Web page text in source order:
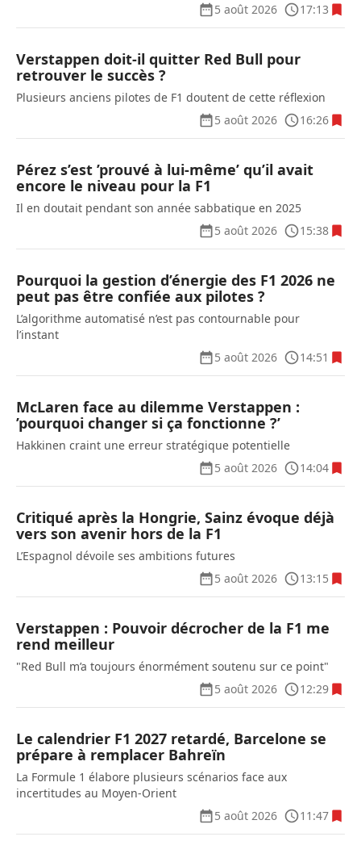
5 août 2026 17:13
Verstappen doit-il quitter Red Bull pour
retrouver le succès ?
Plusieurs anciens pilotes de F1 doutent de cette réflexion
5 août 2026
16:26
Pérez s’est ’prouvé à lui-même’ qu’il avait
encore le niveau pour la F1
Il en doutait pendant son année sabbatique en 2025
5 août 2026
15:38
Pourquoi la gestion d’énergie des F1 2026 ne
peut pas être confiée aux pilotes ?
L’algorithme automatisé n’est pas contournable pour
l’instant
5 août 2026
14:51
McLaren face au dilemme Verstappen :
’pourquoi changer si ça fonctionne ?’
Hakkinen craint une erreur stratégique potentielle
5 août 2026
14:04
Critiqué après la Hongrie, Sainz évoque déjà
vers son avenir hors de la F1
L’Espagnol dévoile ses ambitions futures
5 août 2026
13:15
Verstappen : Pouvoir décrocher de la F1 me
rend meilleur
"Red Bull m’a toujours énormément soutenu sur ce point"
5 août 2026
12:29
Le calendrier F1 2027 retardé, Barcelone se
prépare à remplacer Bahreïn
La Formule 1 élabore plusieurs scénarios face aux
incertitudes au Moyen-Orient
5 août 2026
11:47